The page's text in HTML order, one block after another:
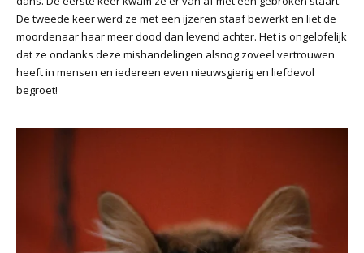
De tweede keer werd ze met een ijzeren staaf bewerkt en liet de
moordenaar haar meer dood dan levend achter. Het is ongelofelijk
dat ze ondanks deze mishandelingen alsnog zoveel vertrouwen
heeft in mensen en iedereen even nieuwsgierig en liefdevol
begroet!